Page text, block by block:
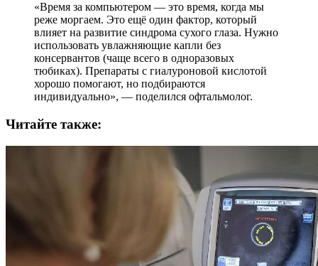
«Время за компьютером — это время, когда мы
реже моргаем. Это ещё один фактор, который
влияет на развитие синдрома сухого глаза. Нужно
использовать увлажняющие капли без
консервантов (чаще всего в одноразовых
тюбиках). Препараты с гиалуроновой кислотой
хорошо помогают, но подбираются
индивидуально», — поделился офтальмолог.
Читайте также: